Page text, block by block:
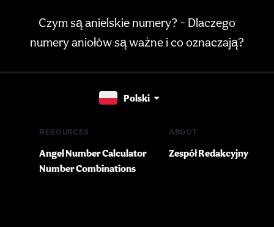
Czym są anielskie numery? - Dlaczego
numery aniołów są ważne i co oznaczają?
Polski
RESOURCES
Angel Number Calculator
Number Combinations
ABOUT
Zespół Redakcyjny